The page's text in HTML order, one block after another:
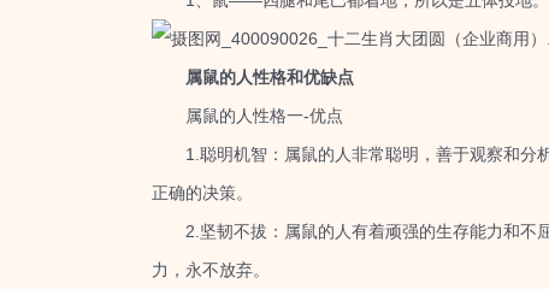
属鼠的人性格和优缺点
属鼠的人性格一-优点
1.聪明机智：属鼠的人非常聪明，善于观察和分
正确的决策。
2.坚韧不拔：属鼠的人有着顽强的生存能力和不
力，永不放弃。